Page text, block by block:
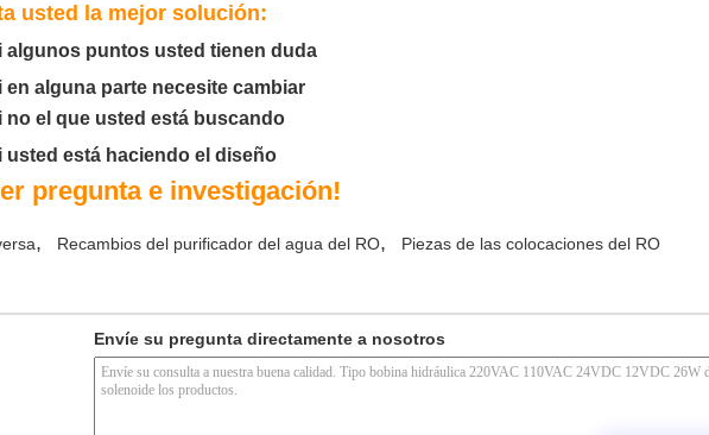
usted la mejor solución:
algunos puntos usted tienen duda
alguna parte necesite cambiar
no el que usted está buscando
usted está haciendo el diseño
pregunta e investigación!
, Recambios del purificador del agua del RO, Piezas de las colocaciones del RO
Envíe su pregunta directamente a nosotros